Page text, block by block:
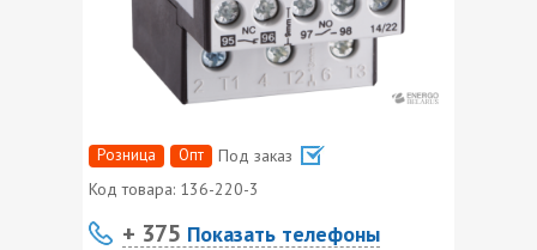
Розница Опт
Под заказ
Код товара: 136-220-3
+ 375 Показать телефоны